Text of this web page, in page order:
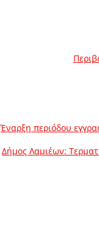
Έναρξη περιόδου
Δήμος Λαμιέων: